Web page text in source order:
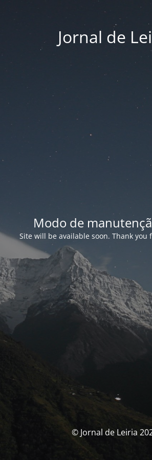
Jornal de
Modo de
Site will be available soon. Thank you
© Jornal de Leiria